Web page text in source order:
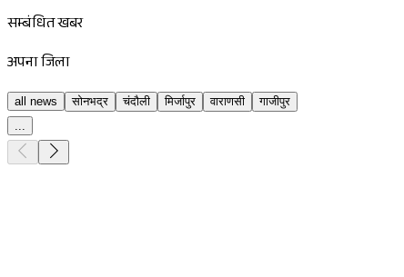
सम्बंधित खबर
अपना जिला
all news सोनभद्र चंदौली मिर्जापुर वाराणसी
गाजीपुर
...